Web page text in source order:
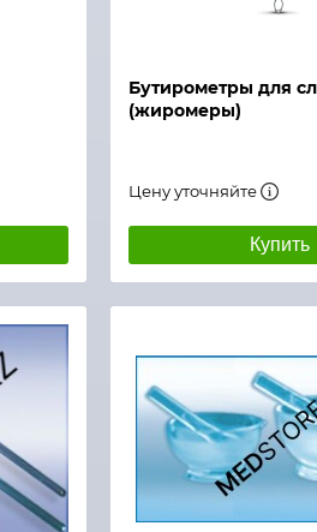
Бутирометры для
(жиромеры)
Цену уточняйте
Купить